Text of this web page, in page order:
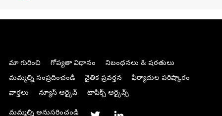
మా గురించి గోప్యతా విధానం
నిబంధనలు & షరతులు
మమ్మల్ని సంప్రదించండి
నైతిక ప్రవర్తన
ఫిర్యాదుల పరిష్కారం
వార్తలు
న్యూస్ ఆర్కైవ్ టాపిక్స్ ఆర్కైవ్స్
మమ్మల్ని అనుసరించండి